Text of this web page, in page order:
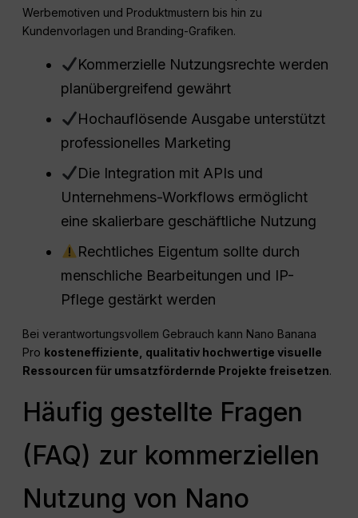
Werbemotiven und Produktmustern bis hin zu
Kundenvorlagen und Branding-Grafiken.
Kommerzielle Nutzungsrechte werden
planübergreifend gewährt
Hochauflösende Ausgabe unterstützt
professionelles Marketing
Die Integration mit APIs und
Unternehmens-Workflows ermöglicht
eine skalierbare geschäftliche Nutzung
Rechtliches Eigentum sollte durch
menschliche Bearbeitungen und IP-
Pflege gestärkt werden
Bei verantwortungsvollem Gebrauch kann Nano Banana
Pro kosteneffiziente, qualitativ hochwertige visuelle
Ressourcen für umsatzfördernde Projekte freisetzen.
Häufig gestellte Fragen
(FAQ) zur kommerziellen
Nutzung von Nano